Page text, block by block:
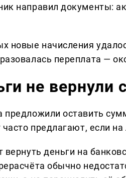
направил документы:
новые начисления
переплата —
не вернули
предложили оставить
часто предлагают, если
вернуть деньги на
обычно